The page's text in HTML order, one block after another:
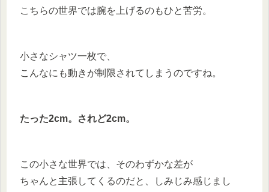
こちらの世界では腕を上げるのもひと苦労。
小さなシャツ一枚で、
こんなにも動きが制限されてしまうのですね。
たった2cm。されど2cm。
この小さな世界では、そのわずかな差が
ちゃんと主張してくるのだと、しみじみ感じまし